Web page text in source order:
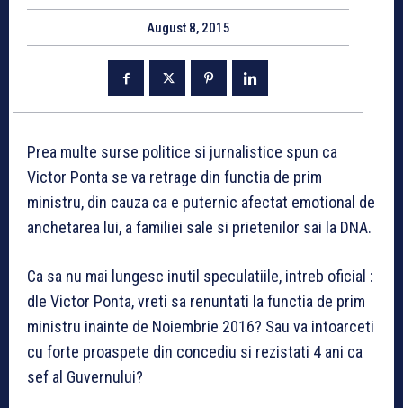
August 8, 2015
Prea multe surse politice si jurnalistice spun ca
Victor Ponta se va retrage din functia de prim
ministru, din cauza ca e puternic afectat emotional de
anchetarea lui, a familiei sale si prietenilor sai la DNA.
Ca sa nu mai lungesc inutil speculatiile, intreb oficial :
dle Victor Ponta, vreti sa renuntati la functia de prim
ministru inainte de Noiembrie 2016? Sau va intoarceti
cu forte proaspete din concediu si rezistati 4 ani ca
sef al Guvernului?